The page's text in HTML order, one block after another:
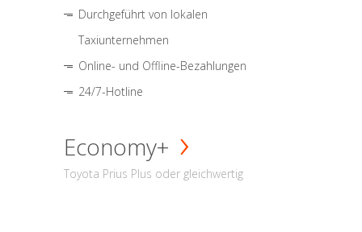
Durchgeführt von lokalen
Taxiunternehmen
Online- und Offline-Bezahlungen
24/7-Hotline
Economy+
Toyota Prius Plus oder gleichwertig